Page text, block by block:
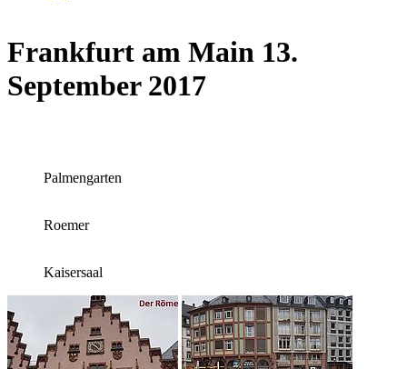
Frankfurt am Main 13.
September 2017
Palmengarten
Roemer
Kaisersaal